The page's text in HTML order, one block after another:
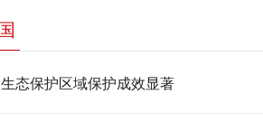
态保护区域保护成效显著